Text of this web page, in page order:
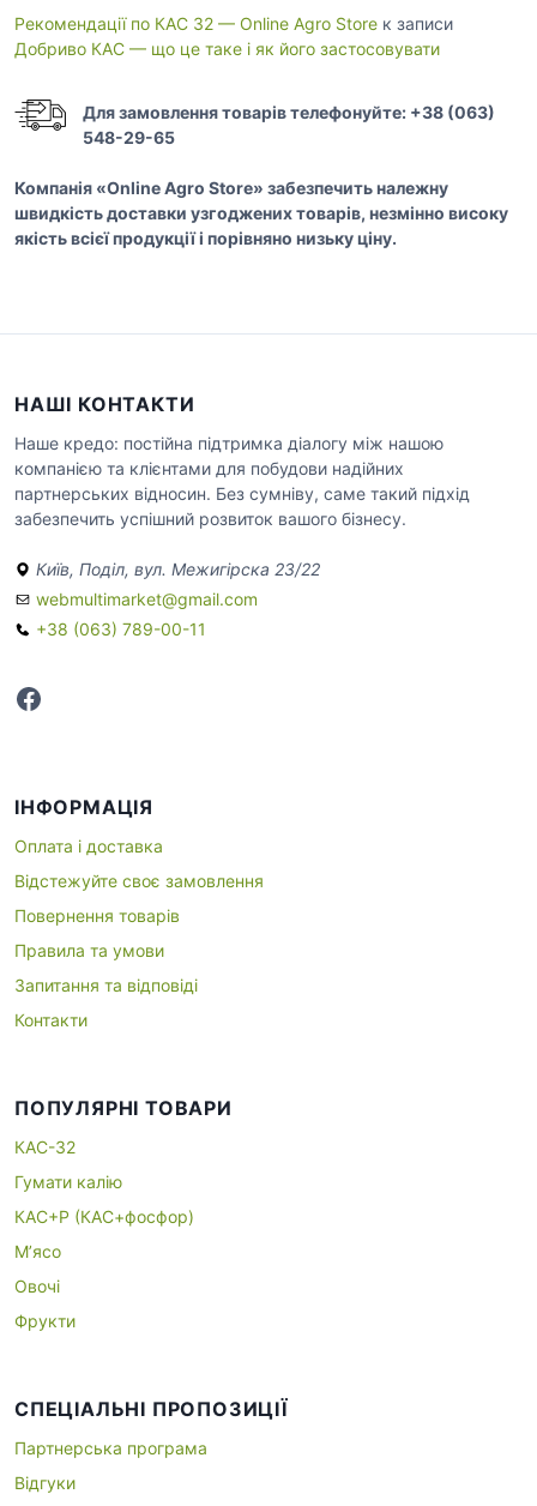
Рекомендації по КАС 32 — Online Agro Store к записи
Добриво КАС — що це таке і як його застосовувати
Для замовлення товарів телефонуйте: +38 (063)
548-29-65
Компанія «Online Agro Store» забезпечить належну
швидкість доставки узгоджених товарів, незмінно високу
якість всієї продукції і порівняно низьку ціну.
НАШІ КОНТАКТИ
Наше кредо: постійна підтримка діалогу між нашою
компанією та клієнтами для побудови надійних
партнерських відносин. Без сумніву, саме такий підхід
забезпечить успішний розвиток вашого бізнесу.
Київ, Поділ, вул. Межигірска 23/22
webmultimarket@gmail.com
+38 (063) 789-00-11
Facebook
ІНФОРМАЦІЯ
Оплата і доставка
Відстежуйте своє замовлення
Повернення товарів
Правила та умови
Запитання та відповіді
Контакти
ПОПУЛЯРНІ ТОВАРИ
КАС-32
Гумати калію
КАС+P (КАС+фосфор)
М’ясо
Овочі
Фрукти
СПЕЦІАЛЬНІ ПРОПОЗИЦІЇ
Партнерська програма
Відгуки